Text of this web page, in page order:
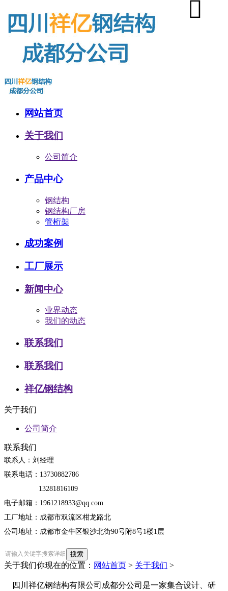
网站首页
关于我们
公司简介
产品中心
钢结构
钢结构厂房
管桁架
成功案例
工厂展示
新闻中心
业界动态
我们的动态
联系我们
联系我们
祥亿钢结构
关于我们
公司简介
联系我们
联系人：刘经理
联系电话：13730882786
13281816109
电子邮箱：1961218933@qq.com
工厂地址：成都市双流区柑龙路北
公司地址：成都市金牛区银沙北街90号附8号1楼1层
关于我们你现在的位置： 网站首页 > 关于我们 >
四川祥亿钢结构有限公司成都分公司是一家集合设计、研